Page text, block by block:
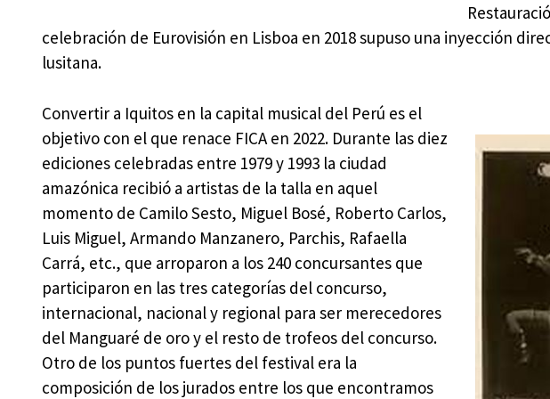
celebración de Eurovisión en Lisboa en 2018 supuso una inyección
lusitana.
Convertir a Iquitos en la capital musical del Perú es el
objetivo con el que renace FICA en 2022. Durante las diez
ediciones celebradas entre 1979 y 1993 la ciudad
amazónica recibió a artistas de la talla en aquel
momento de Camilo Sesto, Miguel Bosé, Roberto Carlos,
Luis Miguel, Armando Manzanero, Parchis, Rafaella
Carrá, etc., que arroparon a los 240 concursantes que
participaron en las tres categorías del concurso,
internacional, nacional y regional para ser merecedores
del Manguaré de oro y el resto de trofeos del concurso.
Otro de los puntos fuertes del festival era la
composición de los jurados entre los que encontramos